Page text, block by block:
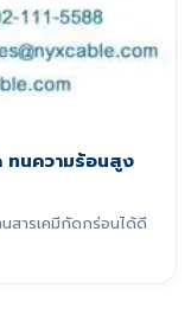
ทนความร้อนสูง
สารเคมีกัดกร่อนได้ดี